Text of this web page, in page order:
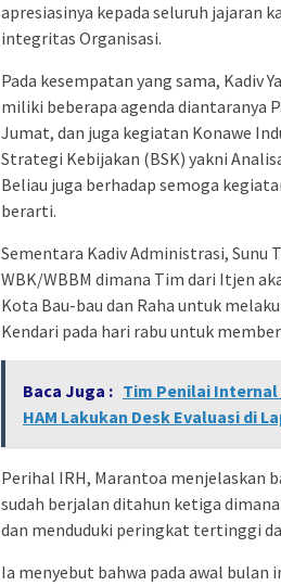
apresiasinya kepada seluruh jajaran
integritas Organisasi.
Pada kesempatan yang sama, Kadiv
miliki beberapa agenda diantaranya
Jumat, dan juga kegiatan Konawe
Strategi Kebijakan (BSK) yakni
Beliau juga berhadap semoga
berarti.
Sementara Kadiv Administrasi, Sunu
WBK/WBBM dimana Tim dari Itjen
Kota Bau-bau dan Raha untuk
Kendari pada hari rabu untuk
Baca Juga : Tim Penilai
HAM Lakukan Desk Evaluasi di
Perihal IRH, Marantoa menjelaskan
sudah berjalan ditahun ketiga
dan menduduki peringkat tertinggi
Ia menyebut bahwa pada awal